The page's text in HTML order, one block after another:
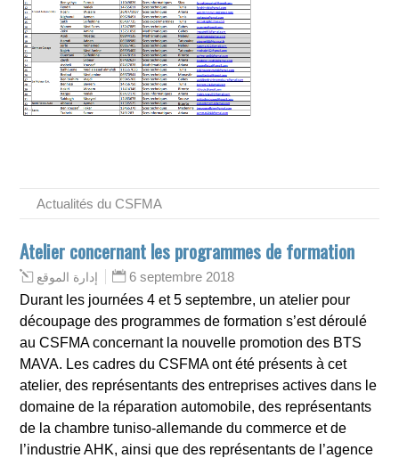
Actualités du CSFMA
Atelier concernant les programmes de formation
إدارة الموقع
6 septembre 2018
Durant les journées 4 et 5 septembre, un atelier pour
découpage des programmes de formation s’est déroulé
au CSFMA concernant la nouvelle promotion des BTS
MAVA. Les cadres du CSFMA ont été présents à cet
atelier, des représentants des entreprises actives dans le
domaine de la réparation automobile, des représentants
de la chambre tuniso-allemande du commerce et de
l’industrie AHK, ainsi que des représentants de l’agence